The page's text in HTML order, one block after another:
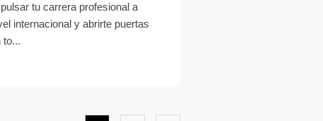
tu carrera profesional a
internacional y abrirte puertas
to...